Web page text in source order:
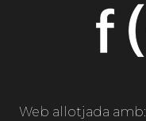
Web allotjada amb: